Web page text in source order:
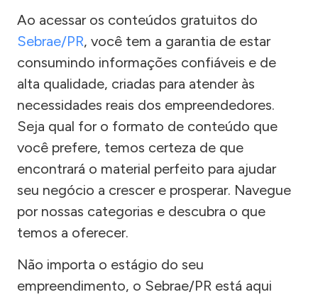
Ao acessar os conteúdos gratuitos do
Sebrae/PR, você tem a garantia de estar
consumindo informações confiáveis e de
alta qualidade, criadas para atender às
necessidades reais dos empreendedores.
Seja qual for o formato de conteúdo que
você prefere, temos certeza de que
encontrará o material perfeito para ajudar
seu negócio a crescer e prosperar. Navegue
por nossas categorias e descubra o que
temos a oferecer.
Não importa o estágio do seu
empreendimento, o Sebrae/PR está aqui